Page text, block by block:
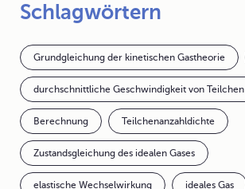
Schlagwörtern
Grundgleichung der kinetischen Gastheorie
durchschnittliche Geschwindigkeit von Teilchen
Berechnung Teilchenanzahldichte
Zustandsgleichung des idealen Gases
elastische Wechselwirkung ideales Gas